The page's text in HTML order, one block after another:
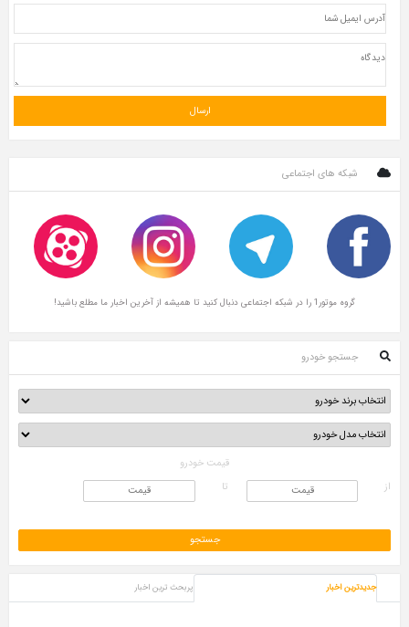
شبکه های اجتماعی
گروه موتور1 را در شبکه اجتماعی دنبال کنید تا همیشه از آخرین اخبار ما مطلع باشید!
جستجو خودرو
قیمت خودرو
از
تا
جدیدترین اخبار پربحث ترین اخبار